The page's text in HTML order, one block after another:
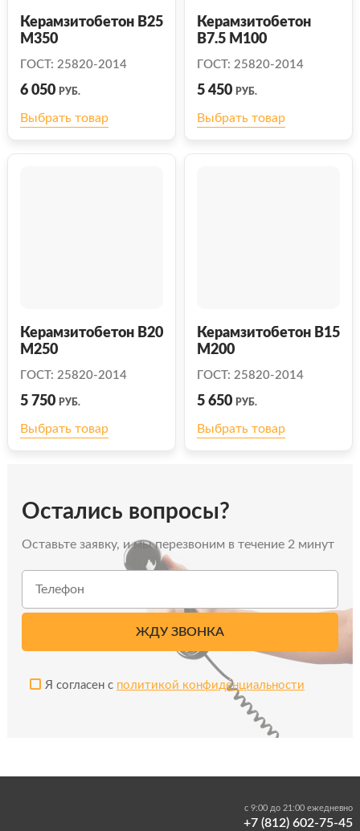
Керамзитобетон В25
М350
ГОСТ: 25820-2014
6 050 РУБ.
Выбрать товар
Керамзитобетон
В7.5 М100
ГОСТ: 25820-2014
5 450 РУБ.
Выбрать товар
Керамзитобетон В20
М250
ГОСТ: 25820-2014
5 750 РУБ.
Выбрать товар
Керамзитобетон В15
М200
ГОСТ: 25820-2014
5 650 РУБ.
Выбрать товар
Остались вопросы?
Оставьте заявку, и мы перезвоним в течение 2 минут
Я согласен с политикой конфиденциальности
с 9:00 до 21:00 ежедневно
+7 (812) 602-75-45